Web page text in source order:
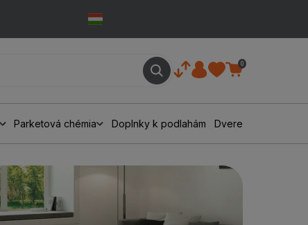
0
Parketová chémia Doplnky k podlahám Dvere